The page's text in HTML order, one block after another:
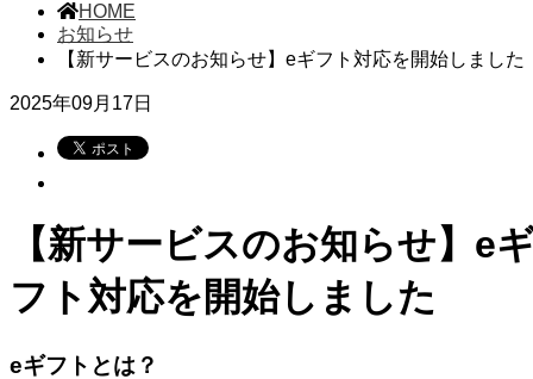
HOME
お知らせ
【新サービスのお知らせ】eギフト対応を開始しました
2025年09月17日
【新サービスのお知らせ】e
フト対応を開始しました
eギフトとは？